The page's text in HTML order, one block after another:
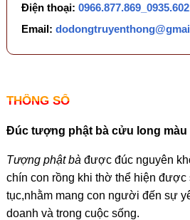
Điện thoại:
Email:
THÔNG SỐ
Đúc tượng phật bà cửu long màu
Tượng phật bà được đúc nguyên
chín con rồng khi thờ thể hiện được
tục,nhằm mang con người đến sự
doanh và trong cuộc sống.